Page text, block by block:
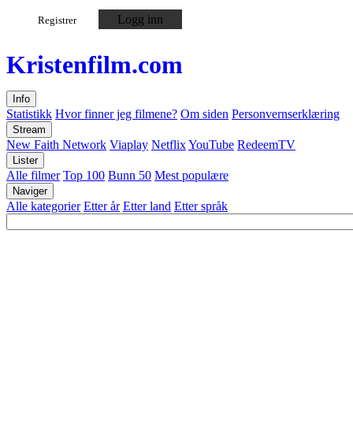
Registrer Logg inn
Kristenfilm.com
Info
Statistikk Hvor finner jeg filmene? Om siden Personvernserklæring
Stream
New Faith Network Viaplay NetflixYouTube RedeemTV
Lister
Alle filmer Top 100 Bunn 50 Mest populære
Naviger
Alle kategorier Etter år Etter land Etter språk